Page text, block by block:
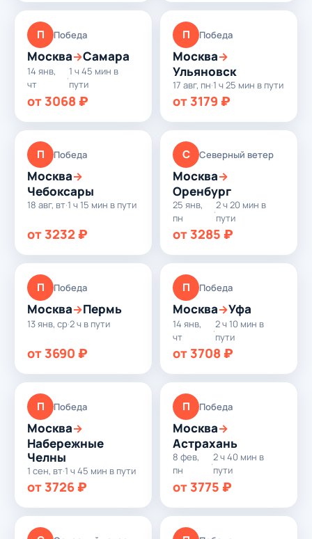
П Победа
Москва→Самара
14 янв,
чт
·
1 ч 45 мин в
пути
от 3068 ₽
П Победа
Москва→
Ульяновск
17 авг, пн·1 ч 25 мин в пути
от 3179 ₽
П Победа
Москва→
Чебоксары
18 авг, вт·1 ч 15 мин в пути
от 3232 ₽
С Северный ветер
Москва→
Оренбург
25 янв,
пн
·
2 ч 20 мин в
пути
от 3285 ₽
П Победа
Москва→Пермь
13 янв, ср·2 ч в пути
от 3690 ₽
П Победа
Москва→Уфа
14 янв,
чт
·
2 ч 10 мин в
пути
от 3708 ₽
П Победа
Москва→
Набережные
Челны
1 сен, вт·1 ч 45 мин в пути
от 3726 ₽
П Победа
Москва→
Астрахань
8 фев,
пн
·
2 ч 40 мин в
пути
от 3775 ₽